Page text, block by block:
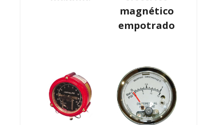
magnético
empotrado